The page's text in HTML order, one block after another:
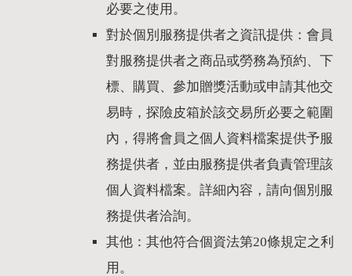
必要之使用。
對於個別服務提供者之資訊提供：會員
對服務提供者之商品或勞務為預約、下
標、購買、參加贈獎活動或申請其他交
易時，探險皮箱於該交易所必要之範圍
內，得將會員之個人資料檔案提供予服
務提供者，並由服務提供者負責管理該
個人資料檔案。詳細內容，請向個別服
務提供者洽詢。
其他：其他符合個資法第20條規定之利
用。